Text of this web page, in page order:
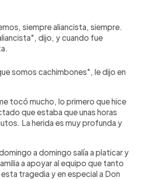
siempre aliancista, siempre.
dijo, y cuando fue
somos cachimbones", le dijo en
tocó mucho, lo primero que hice
que estaba que unas horas
La herida es muy profunda y
a domingo salía a platicar y
a apoyar al equipo que tanto
tragedia y en especial a Don